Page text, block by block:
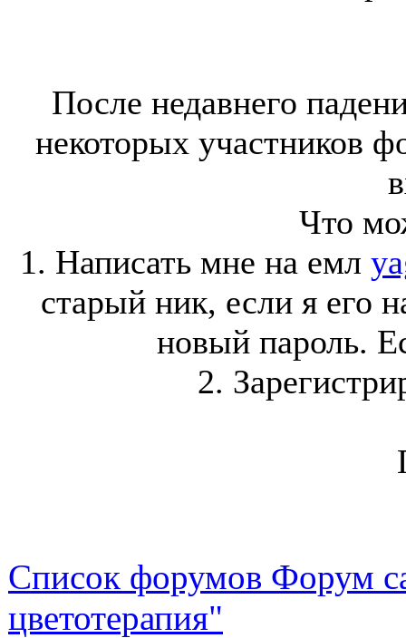
После недавнего
некоторых участников
Что
1. Написать мне на емл
старый ник, если я его
новый пароль.
2.
Список форумов Форум
цветотерапия"